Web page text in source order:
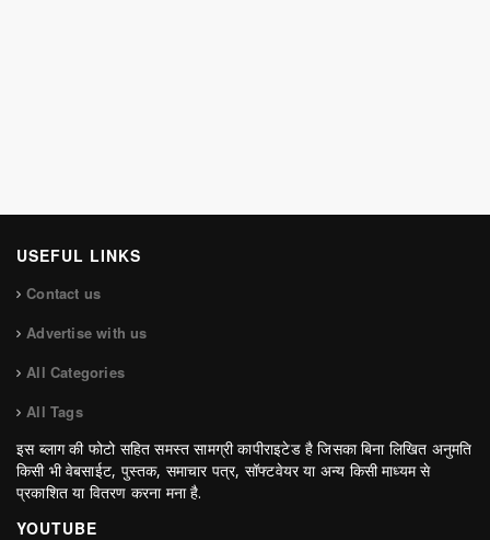
USEFUL LINKS
Contact us
Advertise with us
All Categories
All Tags
इस ब्लाग की फोटो सहित समस्त सामग्री कापीराइटेड है जिसका बिना लिखित अनुमति
किसी भी वेबसाईट, पुस्तक, समाचार पत्र, सॉफ्टवेयर या अन्य किसी माध्यम से
प्रकाशित या वितरण करना मना है.
YOUTUBE